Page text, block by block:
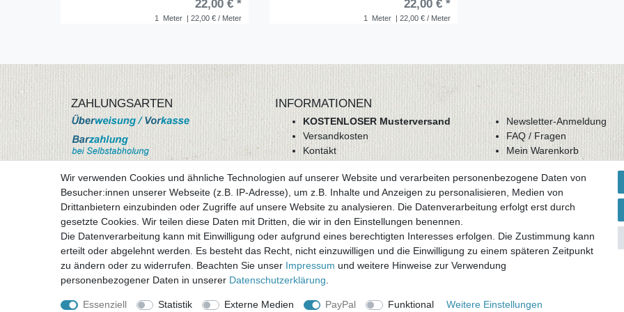
1 Meter | 22,00 € / Meter
22,00 € *
1 Meter | 22,00 € / Meter
22,00 € *
ZAHLUNGSARTEN
mehr Informationen
Besuchen sie uns auf
INFORMATIONEN
KOSTENLOSER Musterversand
Versandkosten
Kontakt
AGB
Datenschutz
Impressum
Vertrag widerrufen
Newsletter-Anmeldung
FAQ / Fragen
Mein Warenkorb
Mein Konto
Alle Preise inklusive gesetzlicher Mehrwertsteuer und zuzüglichVersandkosten. * Pflichtfeld
Wir verwenden Cookies und ähnliche Technologien auf unserer Website und verarbeiten personenbezogene Daten von
Besucher:innen unserer Webseite (z.B. IP-Adresse), um z.B. Inhalte und Anzeigen zu personalisieren, Medien von
Drittanbietern einzubinden oder Zugriffe auf unsere Website zu analysieren. Die Datenverarbeitung erfolgt erst durch
gesetzte Cookies. Wir teilen diese Daten mit Dritten, die wir in den Einstellungen benennen.
Die Datenverarbeitung kann mit Einwilligung oder aufgrund eines berechtigten Interesses erfolgen. Die Zustimmung kann
erteilt oder abgelehnt werden. Es besteht das Recht, nicht einzuwilligen und die Einwilligung zu einem späteren Zeitpunkt
zu ändern oder zu widerrufen. Beachten Sie unser Impressum und weitere Hinweise zur Verwendung
personenbezogener Daten in unserer Daten­schutz­erklärung
Essenziell Statistik Externe Medien PayPal Funktional Weitere Einstellungen